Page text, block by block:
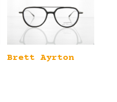
Brett Ayrton